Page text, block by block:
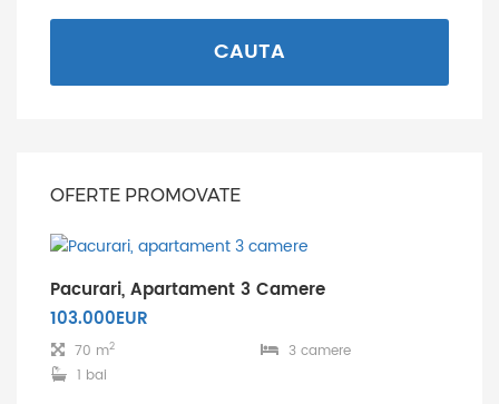
CAUTA
OFERTE PROMOVATE
Pacurari, Apartament 3 Camere
103.000EUR
70 m2
3 camere
1 bai